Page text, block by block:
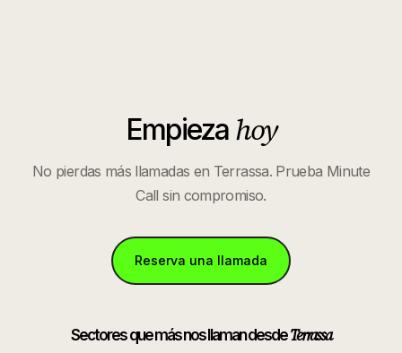
Empieza hoy
No pierdas más llamadas en Terrassa. Prueba Minute
Call sin compromiso.
Reserva una llamada
Sectores que más nos llaman desdeTerrassa